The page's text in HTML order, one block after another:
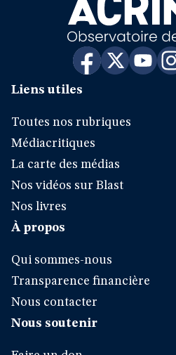
Liens utiles
Toutes nos rubriques
Médiacritiques
La carte des médias
Nos vidéos sur Blast
Nos livres
À propos
Qui sommes-nous
Transparence financière
Nous contacter
Nous soutenir